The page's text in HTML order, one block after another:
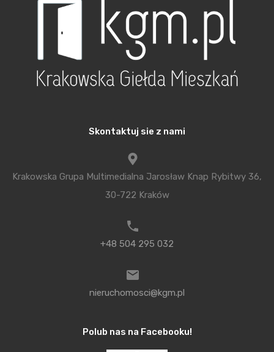
zmienne i jest sumą stawki WIBOR i określonej na
etapie ubiegania się o kredyt marży. Jej wysokość
jest ustalana tak, jak w przypadku kredytu ze
zmienną stopą, zatem zależy m.in. od wielkości
wkładu własnego i wartości nieruchomości, czyli
W ING Banku Śląskim, Deutsche Banku oraz PKO BP
ustalania oprocentowania. Może ponownie
zdecydować się na stałe oprocentowanie zgodnie
z aktualną ofertą banku, w przeciwnym wypadku
będzie ono ustalane także jako suma WIBOR i marży
Skontaktuj sie z nami
Krakowska Grupa Multimedialna Jarosław Knap Rybitwy 36,
30-722 Kraków
+48 504 295 032
nieruchomosci@kgm.pl
Polub nas na Facebooku!